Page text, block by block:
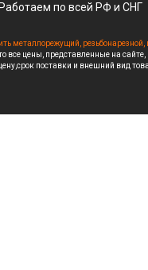
Работаем по всей РФ и СНГ
металлорежущий,
цены, представленные на
поставки и внешний вид